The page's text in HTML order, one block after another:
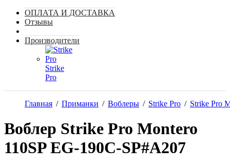
ОПЛАТА И ДОСТАВКА
Отзывы
Производители
Strike
Pro
Главная / Приманки / Воблеры / Strike Pro / Strike Pro
Воблер Strike Pro Montero
110SP EG-190C-SP#A207